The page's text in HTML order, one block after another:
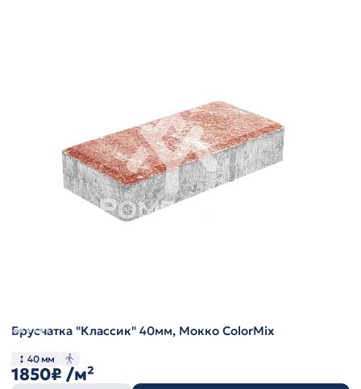
Брусчатка "Классик" 40мм, Мокко ColorMix
40 мм
1850₽ /м²